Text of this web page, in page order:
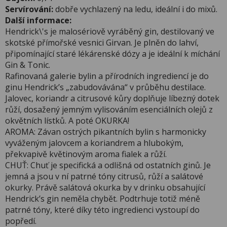
Servírování:dobře vychlazený na ledu, ideální i do mixů.
Další informace:
Hendrick\'s je malosériově vyráběný gin, destilovaný ve
skotské přímořské vesnici Girvan. Je plněn do lahví,
připomínající staré lékárenské dózy a je ideální k míchání
Gin & Tonic.
Rafinovaná galerie bylin a přírodních ingrediencí je do
ginu Hendrick’s „zabudovávána“ v průběhu destilace.
Jalovec, koriandr a citrusové kůry doplňuje líbezný dotek
růží, dosažený jemným vylisováním esenciálních olejů z
okvětních lístků. A poté OKURKA!
AROMA: Závan ostrých pikantních bylin s harmonicky
vyváženým jalovcem a koriandrem a hlubokým,
překvapivě květinovým aroma fialek a růží.
CHUŤ: Chuť je specifická a odlišná od ostatních ginů. Je
jemná a jsou v ní patrné tóny citrusů, růží a salátové
okurky. Právě salátová okurka by v drinku obsahující
Hendrick’s gin neměla chybět. Podtrhuje totiž méně
patrné tóny, které díky této ingredienci vystoupí do
popředí.